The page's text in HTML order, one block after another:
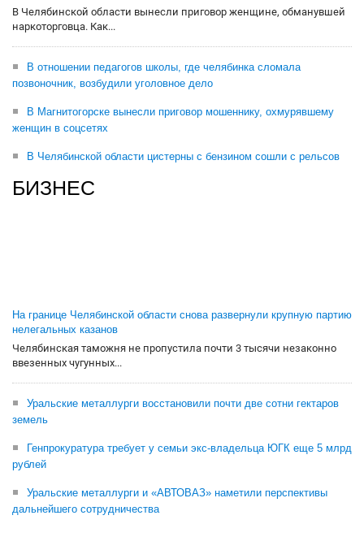
В Челябинской области вынесли приговор женщине, обманувшей
наркоторговца. Как...
В отношении педагогов школы, где челябинка сломала
позвоночник, возбудили уголовное дело
В Магнитогорске вынесли приговор мошеннику, охмурявшему
женщин в соцсетях
В Челябинской области цистерны с бензином сошли с рельсов
БИЗНЕС
На границе Челябинской области снова развернули крупную партию
нелегальных казанов
Челябинская таможня не пропустила почти 3 тысячи незаконно
ввезенных чугунных...
Уральские металлурги восстановили почти две сотни гектаров
земель
Генпрокуратура требует у семьи экс-владельца ЮГК еще 5 млрд
рублей
Уральские металлурги и «АВТОВАЗ» наметили перспективы
дальнейшего сотрудничества